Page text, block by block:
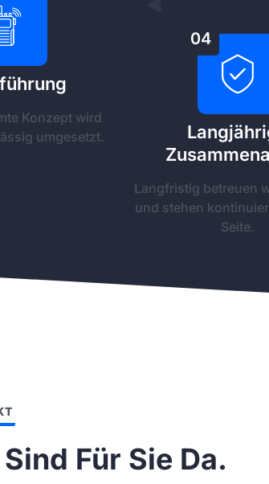
Konzept wird
umgesetzt.
04
Langfristig betreuen
und stehen
Seite.
Für Sie Da.